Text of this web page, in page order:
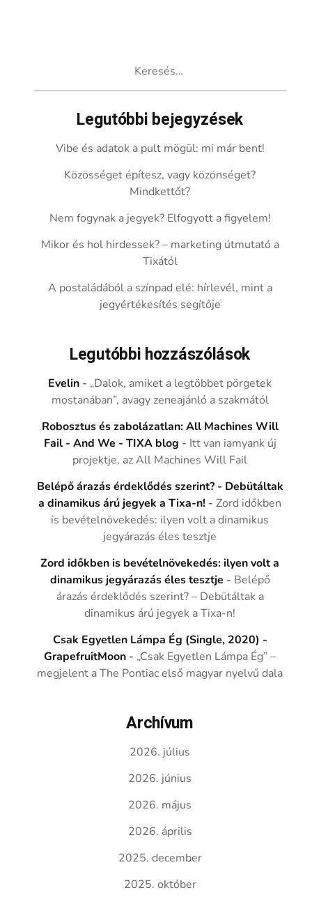
Legutóbbi bejegyzések
Vibe és adatok a pult mögül: mi már bent!
Közösséget építesz, vagy közönséget?
Mindkettőt?
Nem fogynak a jegyek? Elfogyott a figyelem!
Mikor és hol hirdessek? – marketing útmutató a
Tixától
A postaládából a színpad elé: hírlevél, mint a
jegyértékesítés segítője
Legutóbbi hozzászólások
Evelin - „Dalok, amiket a legtöbbet pörgetek
mostanában”, avagy zeneajánló a szakmától
Robosztus és zabolázatlan: All Machines Will
Fail - And We - TIXA blog - Itt van iamyank új
projektje, az All Machines Will Fail
Belépő árazás érdeklődés szerint? - Debütáltak
a dinamikus árú jegyek a Tixa-n! -Zord időkben
is bevételnövekedés: ilyen volt a dinamikus
jegyárazás éles tesztje
Zord időkben is bevételnövekedés: ilyen volt a
dinamikus jegyárazás éles tesztje - Belépő
árazás érdeklődés szerint? – Debütáltak a
dinamikus árú jegyek a Tixa-n!
Csak Egyetlen Lámpa Ég (Single, 2020) -
GrapefruitMoon - „Csak Egyetlen Lámpa Ég” –
megjelent a The Pontiac első magyar nyelvű dala
Archívum
2026. július
2026. június
2026. május
2026. április
2025. december
2025. október